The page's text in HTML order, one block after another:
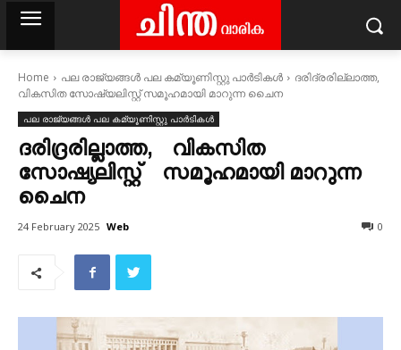
Home പല രാജ്യങ്ങള്‍ പല കമ്യൂണിസ്റ്റു പാര്‍ടികള്‍
ദരിദ്രരില്ലാത്ത,
വികസിത സോഷ്യലിസ്റ്റ് സമൂഹമായി മാറുന്ന ചെെന
പല രാജ്യങ്ങള്‍ പല കമ്യൂണിസ്റ്റു പാര്‍ടികള്‍
ദരിദ്രരില്ലാത്ത, വികസിത
സോഷ്യലിസ്റ്റ് സമൂഹമായി മാറുന്ന
ചെെന
24 February 2025 Web 0